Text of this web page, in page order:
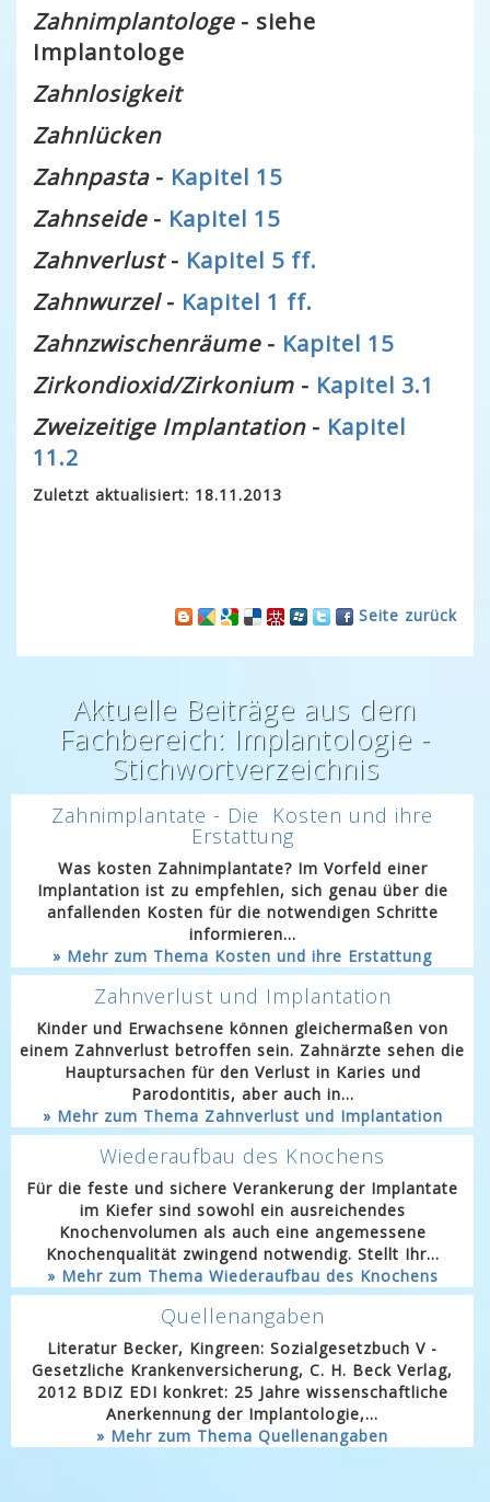
Zahnimplantologe - siehe
Implantologe
Zahnlosigkeit
Zahnlücken
Zahnpasta- Kapitel 15
Zahnseide- Kapitel 15
Zahnverlust- Kapitel 5 ff.
Zahnwurzel- Kapitel 1 ff.
Zahnzwischenräume - Kapitel 15
Zirkondioxid/Zirkonium - Kapitel 3.1
Zweizeitige Implantation- Kapitel
11.2
Zuletzt aktualisiert: 18.11.2013
Seite zurück
Aktuelle Beiträge aus dem
Fachbereich: Implantologie -
Stichwortverzeichnis
Zahnimplantate - Die Kosten und ihre
Erstattung
Was kosten Zahnimplantate? Im Vorfeld einer
Implantation ist zu empfehlen, sich genau über die
anfallenden Kosten für die notwendigen Schritte
informieren...
» Mehr zum Thema Kosten und ihre Erstattung
Zahnverlust und Implantation
Kinder und Erwachsene können gleichermaßen von
einem Zahnverlust betroffen sein. Zahnärzte sehen die
Hauptursachen für den Verlust in Karies und
Parodontitis, aber auch in...
» Mehr zum Thema Zahnverlust und Implantation
Wiederaufbau des Knochens
Für die feste und sichere Verankerung der Implantate
im Kiefer sind sowohl ein ausreichendes
Knochenvolumen als auch eine angemessene
Knochenqualität zwingend notwendig. Stellt Ihr...
» Mehr zum Thema Wiederaufbau des Knochens
Quellenangaben
Literatur Becker, Kingreen: Sozialgesetzbuch V -
Gesetzliche Krankenversicherung, C. H. Beck Verlag,
2012 BDIZ EDI konkret: 25 Jahre wissenschaftliche
Anerkennung der Implantologie,...
» Mehr zum Thema Quellenangaben